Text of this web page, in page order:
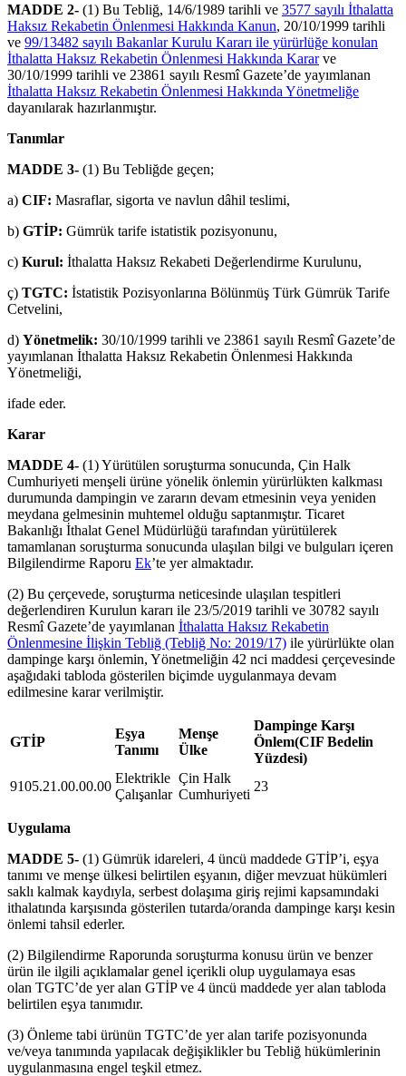
MADDE 2- (1) Bu Tebliğ, 14/6/1989 tarihli ve 3577 sayılı İthalatta
Haksız Rekabetin Önlenmesi Hakkında Kanun, 20/10/1999 tarihli
ve 99/13482 sayılı Bakanlar Kurulu Kararı ile yürürlüğe konulan
İthalatta Haksız Rekabetin Önlenmesi Hakkında Kararve
30/10/1999 tarihli ve 23861 sayılı Resmî Gazete’de yayımlanan
İthalatta Haksız Rekabetin Önlenmesi Hakkında Yönetmeliğe
dayanılarak hazırlanmıştır.
Tanımlar
MADDE 3- (1) Bu Tebliğde geçen;
a) CIF: Masraflar, sigorta ve navlun dâhil teslimi,
b) GTİP: Gümrük tarife istatistik pozisyonunu,
c) Kurul: İthalatta Haksız Rekabeti Değerlendirme Kurulunu,
ç) TGTC: İstatistik Pozisyonlarına Bölünmüş Türk Gümrük Tarife
Cetvelini,
d) Yönetmelik: 30/10/1999 tarihli ve 23861 sayılı Resmî Gazete’de
yayımlanan İthalatta Haksız Rekabetin Önlenmesi Hakkında
Yönetmeliği,
ifade eder.
Karar
MADDE 4- (1) Yürütülen soruşturma sonucunda, Çin Halk
Cumhuriyeti menşeli ürüne yönelik önlemin yürürlükten kalkması
durumunda dampingin ve zararın devam etmesinin veya yeniden
meydana gelmesinin muhtemel olduğu saptanmıştır. Ticaret
Bakanlığı İthalat Genel Müdürlüğü tarafından yürütülerek
tamamlanan soruşturma sonucunda ulaşılan bilgi ve bulguları içeren
Bilgilendirme Raporu Ek’te yer almaktadır.
(2) Bu çerçevede, soruşturma neticesinde ulaşılan tespitleri
değerlendiren Kurulun kararı ile 23/5/2019 tarihli ve 30782 sayılı
Resmî Gazete’de yayımlanan İthalatta Haksız Rekabetin
Önlenmesine İlişkin Tebliğ (Tebliğ No: 2019/17) ile yürürlükte olan
dampinge karşı önlemin, Yönetmeliğin 42 nci maddesi çerçevesinde
aşağıdaki tabloda gösterilen biçimde uygulanmaya devam
edilmesine karar verilmiştir.
GTİP
Eşya
Tanımı
Menşe
Ülke
Dampinge Karşı
Önlem(CIF Bedelin
Yüzdesi)
9105.21.00.00.00
Elektrikle
Çalışanlar
Çin Halk
Cumhuriyeti
23
Uygulama
MADDE 5- (1) Gümrük idareleri, 4 üncü maddede GTİP’i, eşya
tanımı ve menşe ülkesi belirtilen eşyanın, diğer mevzuat hükümleri
saklı kalmak kaydıyla, serbest dolaşıma giriş rejimi kapsamındaki
ithalatında karşısında gösterilen tutarda/oranda dampinge karşı kesin
önlemi tahsil ederler.
(2) Bilgilendirme Raporunda soruşturma konusu ürün ve benzer
ürün ile ilgili açıklamalar genel içerikli olup uygulamaya esas
olan TGTC’de yer alan GTİP ve 4 üncü maddede yer alan tabloda
belirtilen eşya tanımıdır.
(3) Önleme tabi ürünün TGTC’de yer alan tarife pozisyonunda
ve/veya tanımında yapılacak değişiklikler bu Tebliğ hükümlerinin
uygulanmasına engel teşkil etmez.